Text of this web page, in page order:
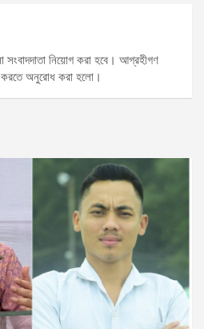
সংবাদদাতা নিয়োগ করা হবে। আগ্রহীগণ
করতে অনুরোধ করা হলো।